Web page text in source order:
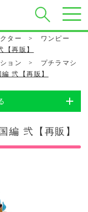
ター >
ワンピー
再販】
ョン >
プチラマシ
弐【再販】
弐【再販】